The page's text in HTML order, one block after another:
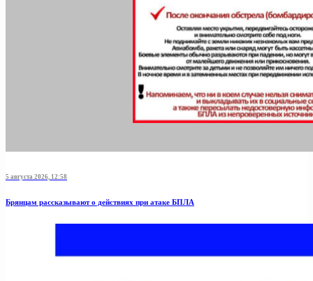
5 августа 2026, 12:58
Брянцам рассказывают о действиях при атаке БПЛА